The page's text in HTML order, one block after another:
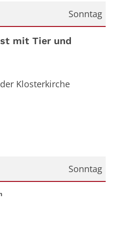
Sonntag
mit Tier und
Klosterkirche
Sonntag